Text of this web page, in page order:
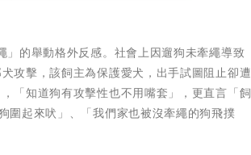
的舉動格外反感。社會上因遛狗未牽繩導致
攻擊，該飼主為保護愛犬，出手試圖阻止卻遭
「知道狗有攻擊性也不用嘴套」，更直言「飼
圍起來吠」、「我們家也被沒牽繩的狗飛撲